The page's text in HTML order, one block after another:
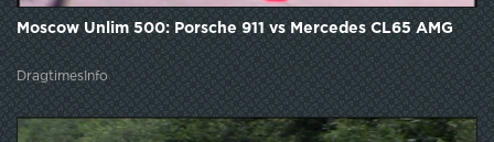
Moscow Unlim 500: Porsche 911 vs Mercedes CL65 AMG
DragtimesInfo